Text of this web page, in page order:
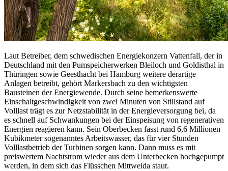
Laut Betreiber, dem schwedischen Energiekonzern Vattenfall, der in
Deutschland mit den Pumspeicherwerken Bleiloch und Goldisthal in
Thüringen sowie Geesthacht bei Hamburg weitere derartige
Anlagen betreibt, gehört Markersbach zu den wichtigsten
Bausteinen der Energiewende. Durch seine bemerkenswerte
Einschaltgeschwindigkeit von zwei Minuten von Stillstand auf
Volllast trägt es zur Netzstabilität in der Energieversorgung bei, da
es schnell auf Schwankungen bei der Einspeisung von regenerativen
Energien reagieren kann. Sein Oberbecken fasst rund 6,6 Millionen
Kubikmeter sogenanntes Arbeitswasser, das für vier Stunden
Volllastbetrieb der Turbinen sorgen kann. Dann muss es mit
preiswertem Nachtstrom wieder aus dem Unterbecken hochgepumpt
werden, in dem sich das Flüsschen Mittweida staut.